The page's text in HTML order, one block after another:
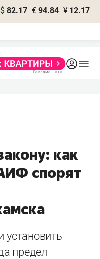
$ 82.17 € 94.84 ¥ 12.17
как
спорят
предел